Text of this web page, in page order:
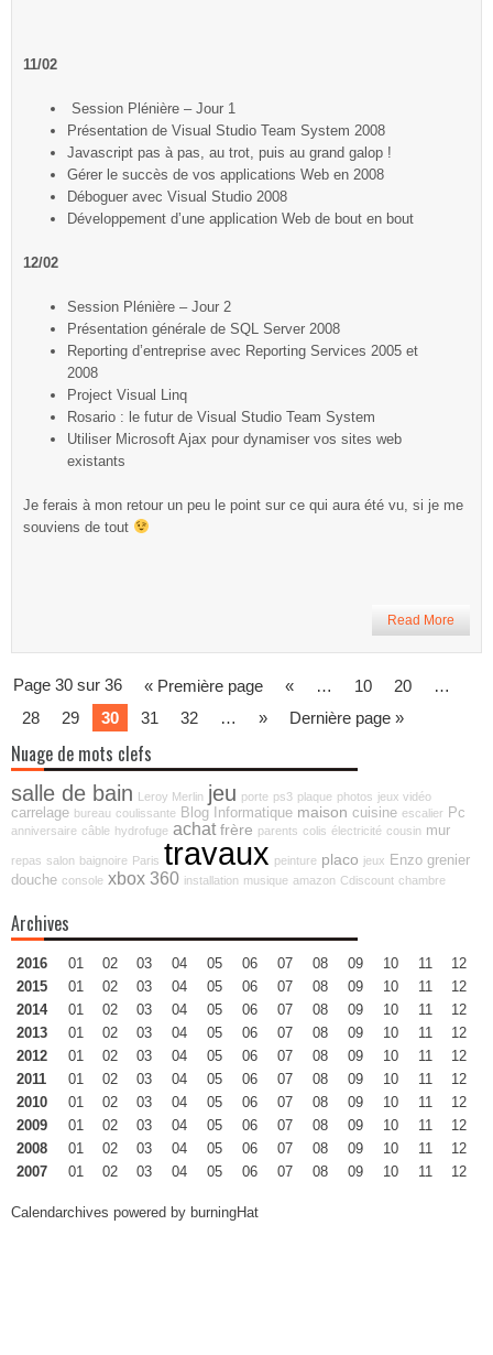
11/02
Session Plénière – Jour 1
Présentation de Visual Studio Team System 2008
Javascript pas à pas, au trot, puis au grand galop !
Gérer le succès de vos applications Web en 2008
Déboguer avec Visual Studio 2008
Développement d’une application Web de bout en bout
12/02
Session Plénière – Jour 2
Présentation générale de SQL Server 2008
Reporting d’entreprise avec Reporting Services 2005 et
2008
Project Visual Linq
Rosario : le futur de Visual Studio Team System
Utiliser Microsoft Ajax pour dynamiser vos sites web
existants
Je ferais à mon retour un peu le point sur ce qui aura été vu, si je me
souviens de tout
Read More
Page 30 sur 36 « Première page « … 10 20
…
28
29 30 31 32 … » Dernière page »
Nuage de mots clefs
salle de bain Leroy Merlin jeu porte ps3 plaque photos jeux vidéo
carrelage bureau coulissante Blog Informatique maison cuisine escalier Pc
anniversaire câble hydrofuge achat frère parents colis électricité cousin mur
repas salon baignoire Paris travaux peinture placo jeux Enzo grenier
douche console xbox 360 installation musique amazon Cdiscount chambre
Archives
2016 01 02 03 04 05 06 07 08 09 10 11
12
2015
01 02 03 04 05 06 07 08 09 10 11
12
2014
01 02 03 04 05 06 07 08 09 10 11
12
2013
01 02 03 04 05 06 07 08 09 10 11
12
2012
01 02 03 04 05 06 07 08 09 10 11
12
2011
01 02 03 04 05 06 07 08 09 10 11
12
2010
01 02 03 04 05 06 07 08 09 10 11
12
2009
01 02 03 04 05 06 07 08 09 10 11
12
2008
01 02 03 04 05 06 07 08 09 10 11
12
2007
01 02 03 04 05 06 07 08 09 10 11 12
Calendarchives powered by burningHat